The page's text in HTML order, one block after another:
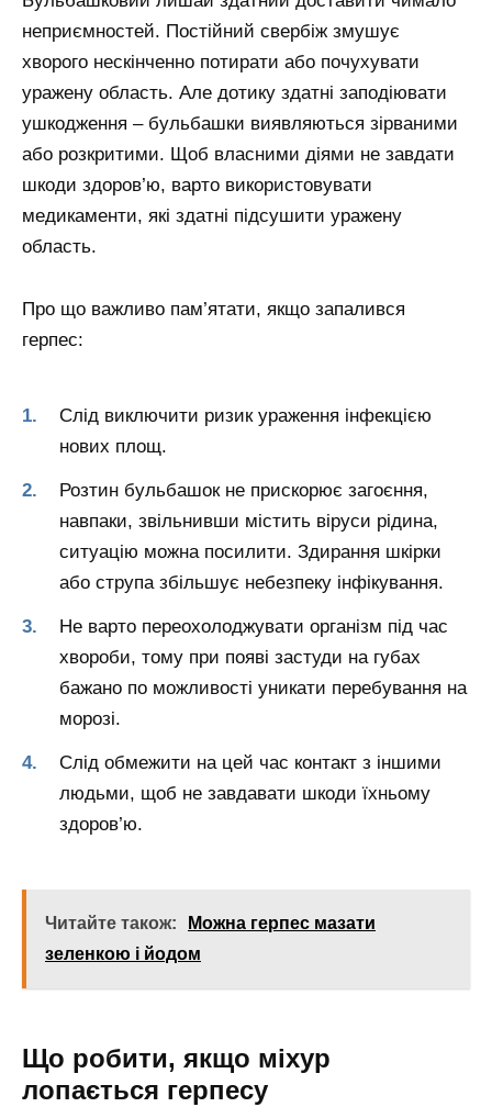
неприємностей. Постійний свербіж змушує
хворого нескінченно потирати або почухувати
уражену область. Але дотику здатні заподіювати
ушкодження – бульбашки виявляються зірваними
або розкритими. Щоб власними діями не завдати
шкоди здоров’ю, варто використовувати
медикаменти, які здатні підсушити уражену
область.
Про що важливо пам’ятати, якщо запалився
герпес:
Слід виключити ризик ураження інфекцією
нових площ.
Розтин бульбашок не прискорює загоєння,
навпаки, звільнивши містить віруси рідина,
ситуацію можна посилити. Здирання шкірки
або струпа збільшує небезпеку інфікування.
Не варто переохолоджувати організм під час
хвороби, тому при появі застуди на губах
бажано по можливості уникати перебування на
морозі.
Слід обмежити на цей час контакт з іншими
людьми, щоб не завдавати шкоди їхньому
здоров’ю.
Читайте також:
Можна герпес мазати
зеленкою і йодом
Що робити, якщо міхур
лопається герпесу